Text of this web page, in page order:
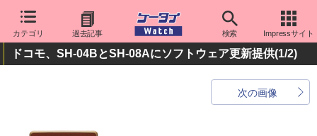
カテゴリ 過去記事 検索 Impressサイト
ドコモ、SH-04BとSH-08Aにソフトウェア更新提供(1/2)
次の画像